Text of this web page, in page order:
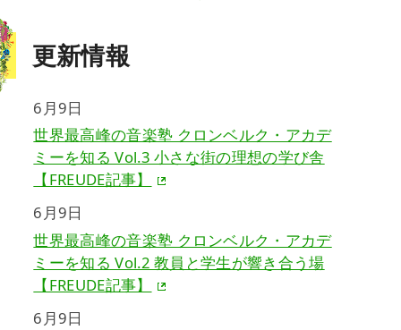
更新情報
6月9日
世界最高峰の音楽塾 クロンベルク・アカデ
ミーを知る Vol.3 小さな街の理想の学び舎
【FREUDE記事】
6月9日
世界最高峰の音楽塾 クロンベルク・アカデ
ミーを知る Vol.2 教員と学生が響き合う場
【FREUDE記事】
6月9日